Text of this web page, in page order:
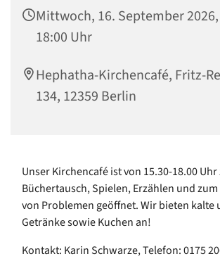
Mittwoch, 16. September
18:00 Uhr
Hephatha-Kirchencafé, Fritz-
134, 12359 Berlin
Unser Kirchencafé ist von 15.30-18.00 Uhr
Büchertausch, Spielen, Erzählen und
von Problemen geöffnet. Wir bieten kalte
Getränke sowie Kuchen an!
Kontakt: Karin Schwarze, Telefon: 0175